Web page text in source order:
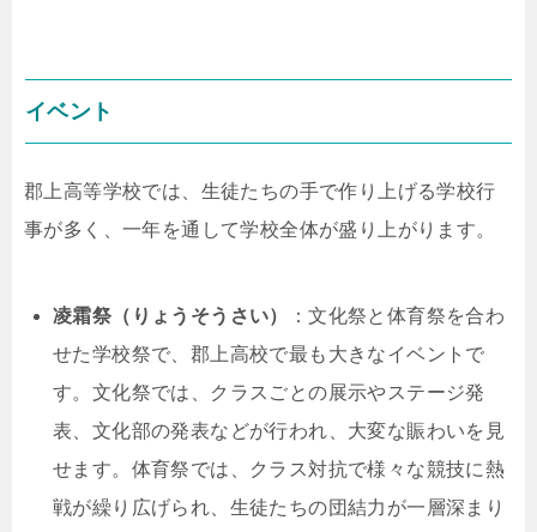
イベント
郡上高等学校では、生徒たちの手で作り上げる学校行
事が多く、一年を通して学校全体が盛り上がります。
凌霜祭（りょうそうさい）
：文化祭と体育祭を合わ
せた学校祭で、郡上高校で最も大きなイベントで
す。文化祭では、クラスごとの展示やステージ発
表、文化部の発表などが行われ、大変な賑わいを見
せます。体育祭では、クラス対抗で様々な競技に熱
戦が繰り広げられ、生徒たちの団結力が一層深まり